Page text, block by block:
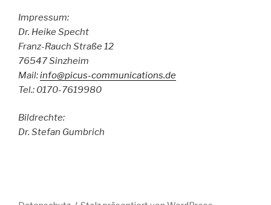
Impressum:
Dr. Heike Specht
Franz-Rauch Straße 12
76547 Sinzheim
Mail:info@picus-communications.de
Tel.: 0170-7619980
Bildrechte:
Dr. Stefan Gumbrich